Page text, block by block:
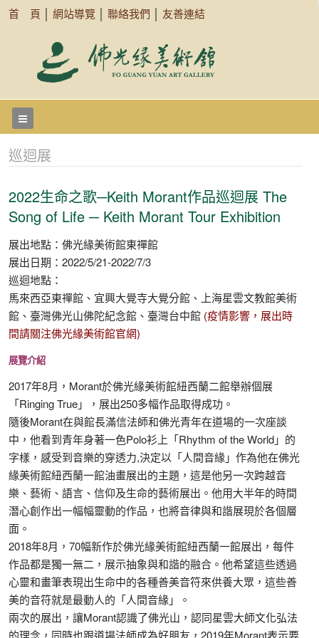
首 頁 網站導覽 聯絡我們 友善連結
巡迴展
2022生命之歌─Keith Morant作品巡迴展 The
Song of Life ─ Keith Morant Tour Exhibition
展出地點：佛光緣美術館東禪館
展出日期：2022/5/21-2022/7/3
巡迴地點：
馬來西亞東禪館、宜興大覺寺大覺分館、上海星雲文教館美術
館、臺灣佛光山佛陀紀念館、臺灣台中館 (疫情影響，展出時
間請關注佛光緣美術館官網)
展覽介紹
2017年8月，Morant於佛光緣美術館紐西蘭二館舉辦個展
「Ringing True」，展出250多幅作品取得成功。
隨後Morant在與館長滿信法師和佛光青年在道場的一次座談
中，他看到青年身著一色Polo衫上「Rhythm of the World」的
字樣，感受到音樂的穿透力,決定以「人間音緣」作為他在佛光
緣美術館紐西蘭一館油畫展出的主題，這是他另一次跨越音
樂、藝術、語言、信仰及生命的藝術展出。他用大半年的時間
潛心創作出一幅幅靈動的作品，也將音律與和諧展現於各個層
面。
2018年8月，70幅新作於佛光緣美術館紐西蘭一館展出，每件
作品都是獨一無二，展示抽象與和諧的融合。他希望這些透過
心靈和畫筆表現出生命中的各種善美音符來供養大眾，這些善
美的音符就是最動人的「人間音緣」。
兩次的展出，讓Morant認識了佛光山，認同星雲大師文化弘法
的理念，同時也跟道場法師成為好朋友，2019年Morant表示要